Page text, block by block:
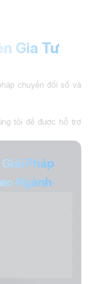
Gia Tư
chuyển đổi số và
tôi để được hỗ trợ
Pháp
Ngành